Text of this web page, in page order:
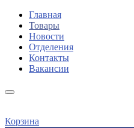
Главная
Товары
Новости
Отделения
Контакты
Вакансии
Корзина